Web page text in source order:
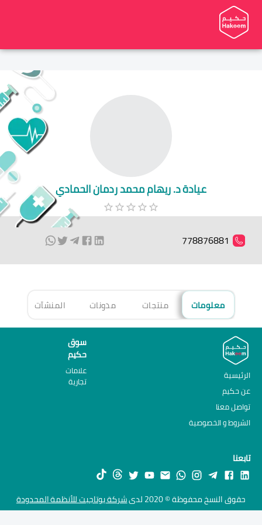
عيادة د. ريهام محمد ردمان الحمادي
778876881
معلومات منتجات مدونات المنشآت
الرئيسية
عن حكيم
تواصل معنا
الشروط و الخصوصية
سوق
حكيم
علامات
تجارية
تابعنا
حقوق النسخ محفوظة © 2020 لدى شركة يوتاجيت للأنظمة المحدودة